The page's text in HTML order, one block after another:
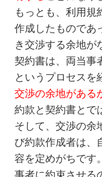
もっとも、利用規
作成したものであ
き交渉する余地が
契約書は、両当事
というプロセスを
交渉の余地がある
約款と契約書とで
そして、交渉の余
び約款作成者は、
容を定めがちです
事者に約束させる